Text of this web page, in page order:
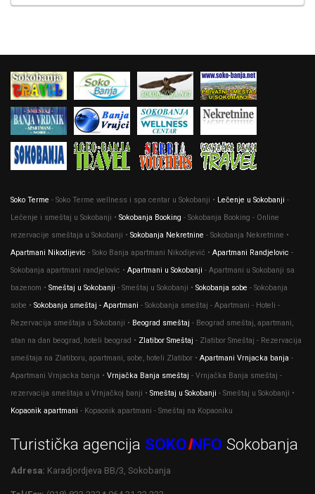
Soko Terme - Soko Terme wellness i spa centar u Sokobanji • Lečenje u Sokobanji -
Lečenje i smeštaj u Sokobanji • Sokobanja Booking - Sokobanja Booking - Online
rezervacije smeštaja u Sokobanji • Sokobanja Nekretnine - Sokobanja Nekretnine •
Apartmani Nikodijevic - Soko Banja apartmani Nikodijević • Apartmani Randjelovic -
Sokobanja apartmani randjelovic • Apartmani u Sokobanji - Apartmani u Sokobanji sa
bazenom • Smeštaj u Sokobanji - Smeštaj u Sokobanji • Sokobanja sobe - Sokobanja
sobe • Sokobanja smeštaj - Apartmani - Sokobanja smeštaj - Apartmani - Hoteli -
Rezervacija smeštaja u Sokobanji • Beograd smeštaj - Beograd smeštaj, apartmani,
stan na dan beograd, hoteli beograd • Zlatibor Smeštaj - Zlatibor Smeštaj - Rezervacija
smeštaja na Zlatiboru, apartmani, sobe, hoteli Zlatibor • Apartmani Vrnjacka banja -
Apartmani Vrnjacka banja • Vrnjačka Banja smeštaj - Vrnjačka Banja smeštaj -
rezervacija smeštaja u Vrnjačkoj banji • Smeštaj u Sokobanji - Smeštaj u Sokobanji •
Kopaonik apartmani - Kopaonik apartmani - Smeštaj na Kopaoniku
Turistička agencija SOKOINFO Sokobanja
Adresa: Karadjordjeva BB/3, Sokobanja